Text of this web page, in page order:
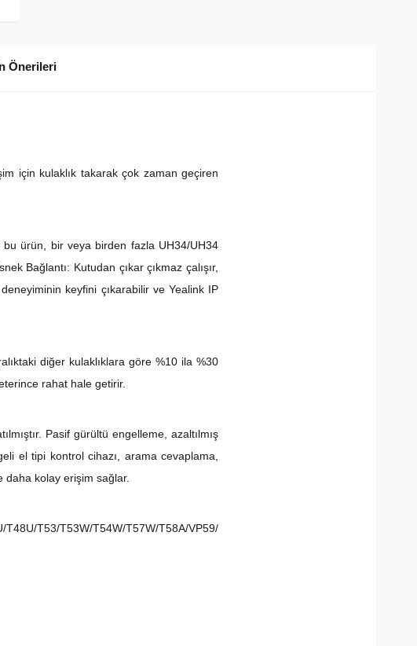
Önerileri
için kulaklık takarak çok zaman geçiren
bu ürün, bir veya birden fazla UH34/UH34
Bağlantı: Kutudan çıkar çıkmaz çalışır,
keyfini çıkarabilir ve Yealink IP
diğer kulaklıklara göre %10 ila %30
rahat hale getirir.
Pasif gürültü engelleme, azaltılmış
el tipi kontrol cihazı, arama cevaplama,
daha kolay erişim sağlar.
T53/T53W/T54W/T57W/T58A/VP59/